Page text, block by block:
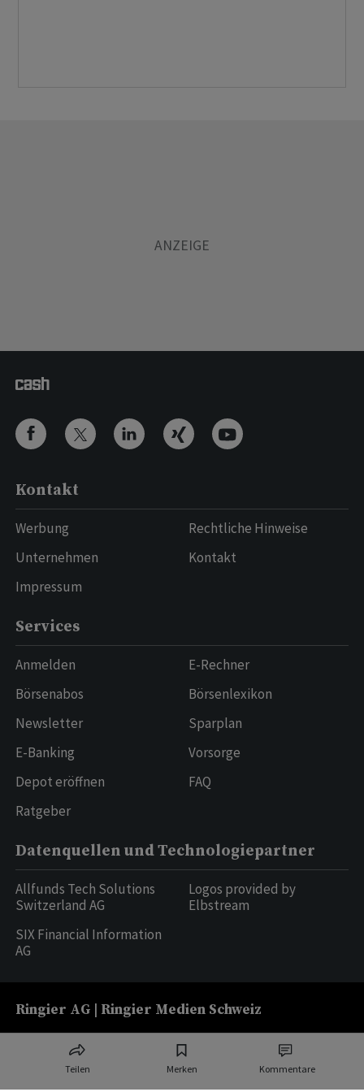
Teilen Merken Kommentare
Kontakt
Werbung
Unternehmen
Impressum
Rechtliche Hinweise
Kontakt
Services
Anmelden
Börsenabos
Newsletter
E-Banking
Depot eröffnen
Ratgeber
E-Rechner
Börsenlexikon
Sparplan
Vorsorge
FAQ
Datenquellen und Technologiepartner
Allfunds Tech Solutions
Switzerland AG
SIX Financial Information
AG
Logos provided by
Elbstream
Ringier AG | Ringier Medien Schweiz